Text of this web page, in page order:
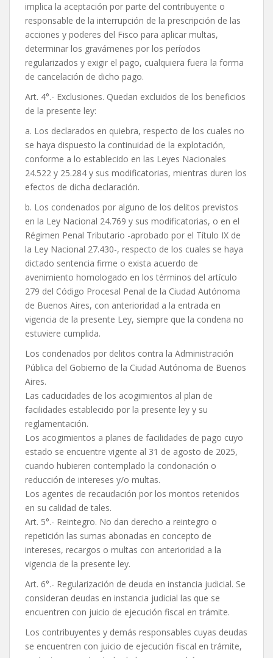
implica la aceptación por parte del contribuyente o
responsable de la interrupción de la prescripción de las
acciones y poderes del Fisco para aplicar multas,
determinar los gravámenes por los períodos
regularizados y exigir el pago, cualquiera fuera la forma
de cancelación de dicho pago.
Art. 4°.- Exclusiones. Quedan excluidos de los beneficios
de la presente ley:
a. Los declarados en quiebra, respecto de los cuales no
se haya dispuesto la continuidad de la explotación,
conforme a lo establecido en las Leyes Nacionales
24.522 y 25.284 y sus modificatorias, mientras duren los
efectos de dicha declaración.
b. Los condenados por alguno de los delitos previstos
en la Ley Nacional 24.769 y sus modificatorias, o en el
Régimen Penal Tributario -aprobado por el Título IX de
la Ley Nacional 27.430-, respecto de los cuales se haya
dictado sentencia firme o exista acuerdo de
avenimiento homologado en los términos del artículo
279 del Código Procesal Penal de la Ciudad Autónoma
de Buenos Aires, con anterioridad a la entrada en
vigencia de la presente Ley, siempre que la condena no
estuviere cumplida.
Los condenados por delitos contra la Administración
Pública del Gobierno de la Ciudad Autónoma de Buenos
Aires.
Las caducidades de los acogimientos al plan de
facilidades establecido por la presente ley y su
reglamentación.
Los acogimientos a planes de facilidades de pago cuyo
estado se encuentre vigente al 31 de agosto de 2025,
cuando hubieren contemplado la condonación o
reducción de intereses y/o multas.
Los agentes de recaudación por los montos retenidos
en su calidad de tales.
Art. 5°.- Reintegro. No dan derecho a reintegro o
repetición las sumas abonadas en concepto de
intereses, recargos o multas con anterioridad a la
vigencia de la presente ley.
Art. 6°.- Regularización de deuda en instancia judicial. Se
consideran deudas en instancia judicial las que se
encuentren con juicio de ejecución fiscal en trámite.
Los contribuyentes y demás responsables cuyas deudas
se encuentren con juicio de ejecución fiscal en trámite,